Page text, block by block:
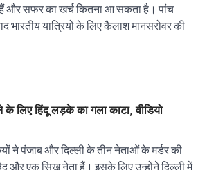
और सफर का खर्च कितना आ सकता है। पांच
भारतीय यात्रियों के लिए कैलाश मानसरोवर की
के लिए हिंदू लड़के का गला काटा, वीडियो
ने पंजाब और दिल्ली के तीन नेताओं के मर्डर की
और एक सिख नेता हैं। इसके लिए उन्होंने दिल्ली में